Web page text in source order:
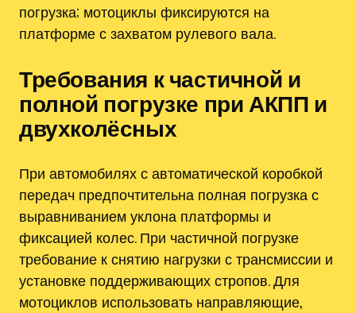
погрузка; мотоциклы фиксируются на
платформе с захватом рулевого вала.
Требования к частичной и
полной погрузке при АКПП и
двухколёсных
При автомобилях с автоматической коробкой
передач предпочтительна полная погрузка с
выравниванием уклона платформы и
фиксацией колес. При частичной погрузке
требование к снятию нагрузки с трансмиссии и
установке поддерживающих стропов. Для
мотоциклов использовать направляющие,